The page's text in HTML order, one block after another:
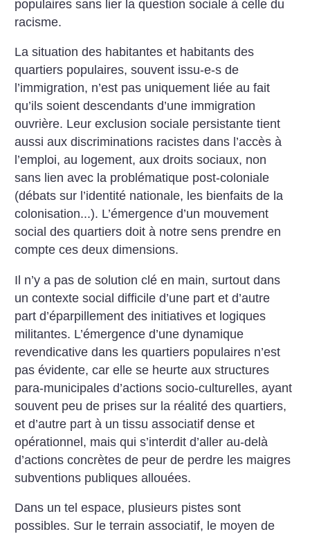
populaires sans lier la question sociale à celle du
racisme.
La situation des habitantes et habitants des
quartiers populaires, souvent issu-e-s de
l’immigration, n’est pas uniquement liée au fait
qu’ils soient descendants d’une immigration
ouvrière. Leur exclusion sociale persistante tient
aussi aux discriminations racistes dans l’accès à
l’emploi, au logement, aux droits sociaux, non
sans lien avec la problématique post-coloniale
(débats sur l’identité nationale, les bienfaits de la
colonisation...). L’émergence d’un mouvement
social des quartiers doit à notre sens prendre en
compte ces deux dimensions.
Il n’y a pas de solution clé en main, surtout dans
un contexte social difficile d’une part et d’autre
part d’éparpillement des initiatives et logiques
militantes. L’émergence d’une dynamique
revendicative dans les quartiers populaires n’est
pas évidente, car elle se heurte aux structures
para-municipales d’actions socio-culturelles, ayant
souvent peu de prises sur la réalité des quartiers,
et d’autre part à un tissu associatif dense et
opérationnel, mais qui s’interdit d’aller au-delà
d’actions concrètes de peur de perdre les maigres
subventions publiques allouées.
Dans un tel espace, plusieurs pistes sont
possibles. Sur le terrain associatif, le moyen de